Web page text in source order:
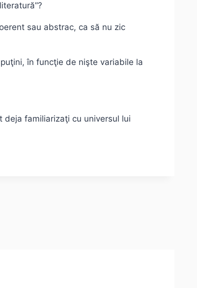
sau abstrac, ca să nu zic
în funcţie de nişte variabile la
deja familiarizaţi cu universul lui